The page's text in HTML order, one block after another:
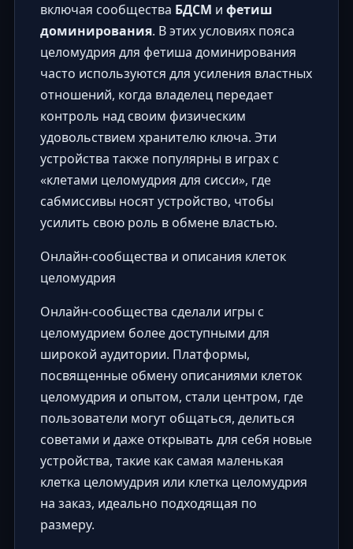
включая сообщества БДСМ и фетиш
доминирования. В этих условиях пояса
целомудрия для фетиша доминирования
часто используются для усиления властных
отношений, когда владелец передает
контроль над своим физическим
удовольствием хранителю ключа. Эти
устройства также популярны в играх с
«клетами целомудрия для сисси», где
сабмиссивы носят устройство, чтобы
усилить свою роль в обмене властью.
Онлайн-сообщества и описания клеток
целомудрия
Онлайн-сообщества сделали игры с
целомудрием более доступными для
широкой аудитории. Платформы,
посвященные обмену описаниями клеток
целомудрия и опытом, стали центром, где
пользователи могут общаться, делиться
советами и даже открывать для себя новые
устройства, такие как самая маленькая
клетка целомудрия или клетка целомудрия
на заказ, идеально подходящая по
размеру.